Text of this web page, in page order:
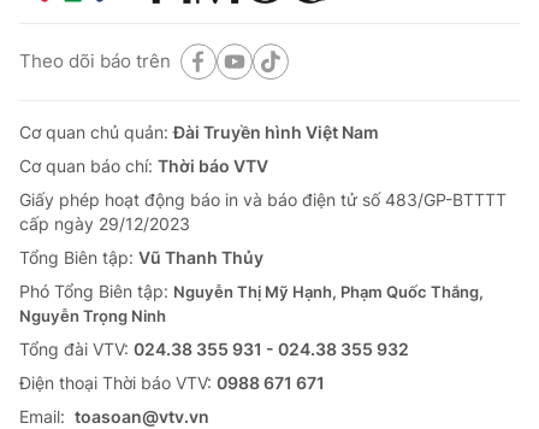
Theo dõi báo trên
Cơ quan chủ quản:Đài Truyền hình Việt Nam
Cơ quan báo chí: Thời báo VTV
Giấy phép hoạt động báo in và báo điện tử số 483/GP-BTTTT
cấp ngày 29/12/2023
Tổng Biên tập: Vũ Thanh Thủy
Phó Tổng Biên tập: Nguyễn Thị Mỹ Hạnh, Phạm Quốc Thắng,
Nguyễn Trọng Ninh
Tổng đài VTV: 024.38 355 931 - 024.38 355 932
Ðiện thoại Thời báo VTV: 0988 671 671
Email: toasoan@vtv.vn